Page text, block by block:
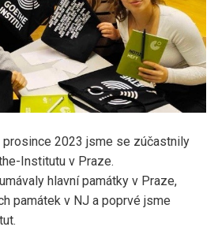
prosince 2023 jsme se zúčastnily
Institutu v Praze.
hlavní památky v Praze,
památek v NJ a poprvé jsme